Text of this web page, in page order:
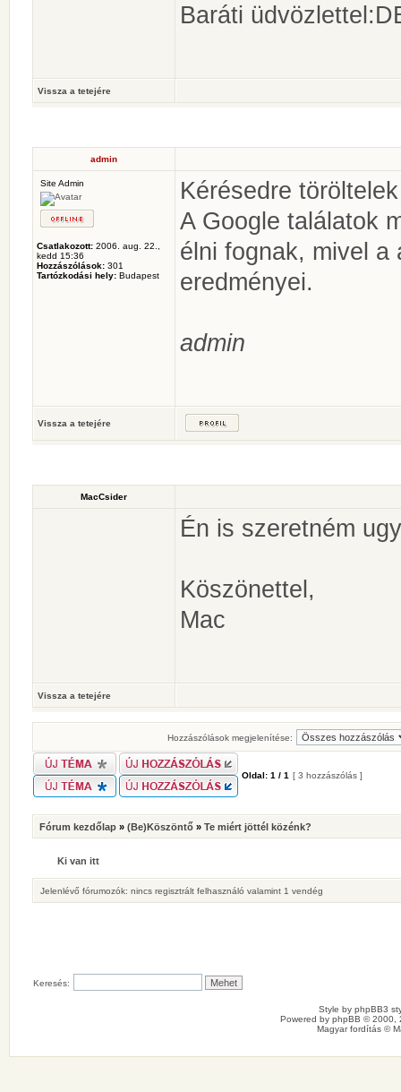
Baráti
Vissza a tetejére
admin
Site Admin
Csatlakozott: 2006. aug. 22.,
kedd 15:36
Hozzászólások: 301
Tartózkodási hely: Budapest
Kérésedre
A Google találatok
élni fognak, mivel a
eredményei.
admin
Vissza a tetejére
MacCsider
Én is szeretném
Köszönettel,
Mac
Vissza a tetejére
Hozzászólások megjelenítése:
Oldal: 1 / 1 [ 3 hozzászólás ]
Fórum kezdőlap » (Be)Köszöntő » Te miért jöttél közénk?
Ki van itt
Jelenlévő fórumozók: nincs regisztrált felhasználó valamint 1 vendég
Keresés:
Style by phpBB3
Powered by phpBB © 2000,
Magyar fordítás ©